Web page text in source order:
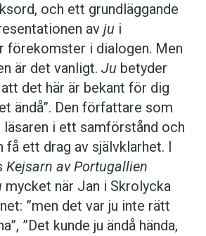
och ett grundläggande
av ju i
förekomster i dialogen. Men
är det vanligt. Ju betyder
det här är bekant för dig
ändå”. Den författare som
läsaren i ett samförstånd och
ett drag av självklarhet. I
Kejsarn av Portugallien
mycket när Jan i Skrolycka
”men det var ju inte rätt
”Det kunde ju ändå hända,